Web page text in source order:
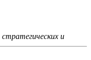
и
Республики